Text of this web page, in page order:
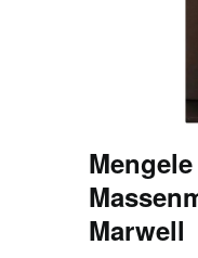
Marwell